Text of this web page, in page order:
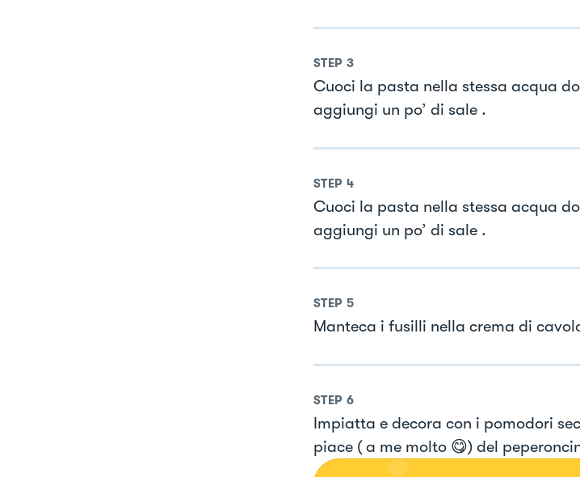
STEP 3
Cuoci la pasta nella stessa acqua
aggiungi un po’ di sale .
STEP 4
Cuoci la pasta nella stessa acqua
aggiungi un po’ di sale .
STEP 5
Manteca i fusilli nella crema di
STEP 6
Impiatta e decora con i pomodori
piace ( a me molto 😋) del